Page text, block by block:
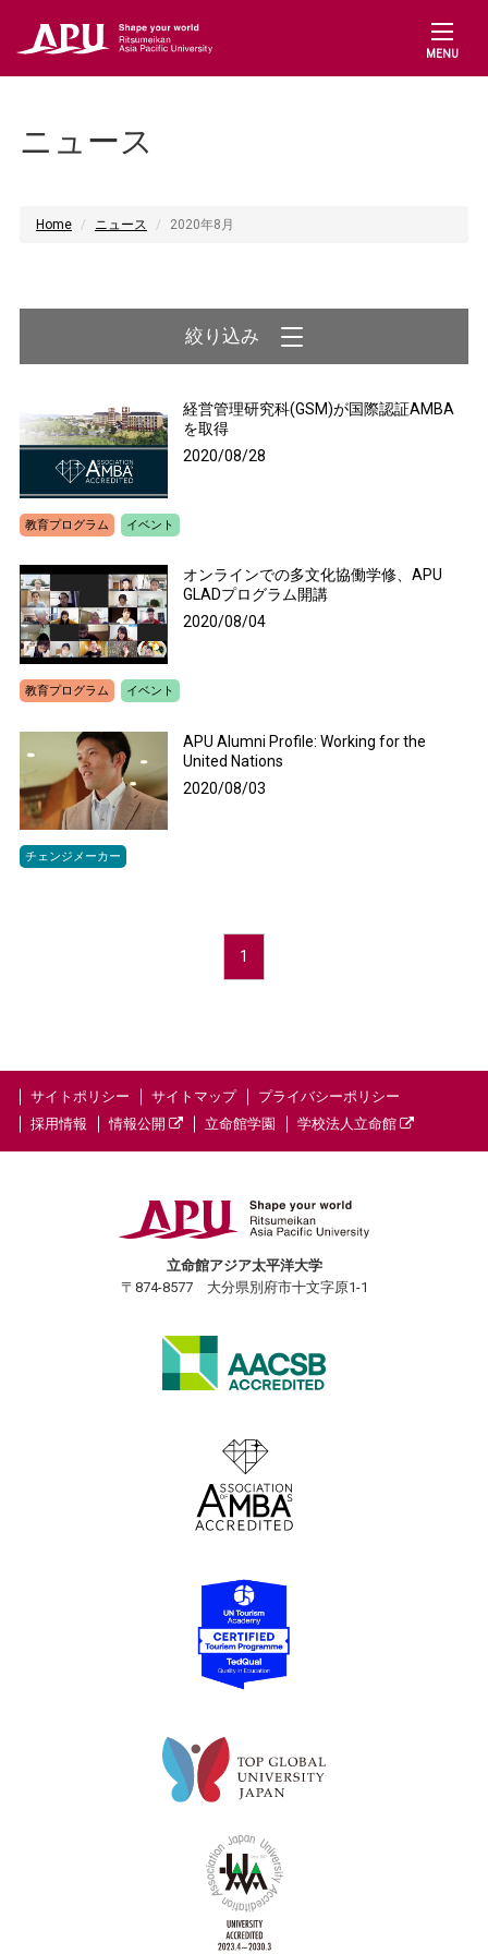
MENU
ニュース
Home ニュース 2020年8月
経営管理研究科(GSM)が国際認証AMBA
を取得
2020/08/28
教育プログラム イベント
オンラインでの多文化協働学修、APU
GLADプログラム開講
2020/08/04
教育プログラム イベント
APU Alumni Profile: Working for the
United Nations
2020/08/03
チェンジメーカー
1
サイトポリシー サイトマップ
プライバシーポリシー
採用情報
情報公開 立命館学園 学校法人立命館
立命館アジア太平洋大学
〒874-8577 大分県別府市十文字原1-1